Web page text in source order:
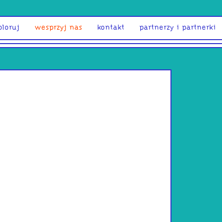
wesprzyj nas kontakt partnerzy i partnerki